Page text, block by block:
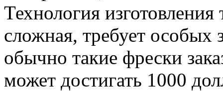
Технология
сложная, требует
обычно такие фрески
может достигать 1000